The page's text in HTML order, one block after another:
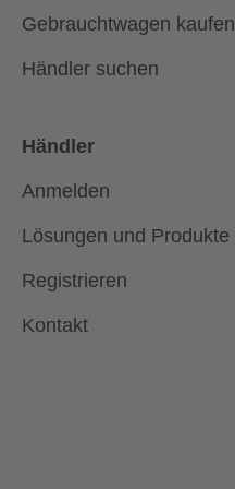
Gebrauchtwagen kaufen
Händler suchen
Händler
Anmelden
Lösungen und Produkte
Registrieren
Kontakt